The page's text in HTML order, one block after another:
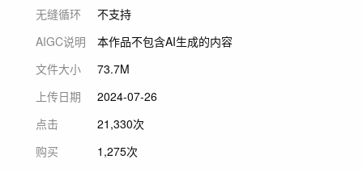
无缝循环
不支持
AIGC说明
本作品不包含AI生成的内容
文件大小
73.7M
上传日期
2024-07-26
点击
21,330次
购买
1,275次